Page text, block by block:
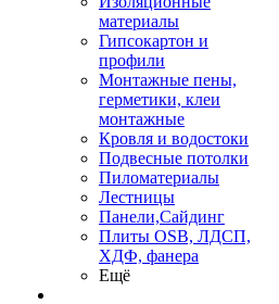
материалы
Гипсокартон и
профили
Монтажные пены,
герметики, клеи
монтажные
Кровля и водостоки
Подвесные потолки
Пиломатериалы
Лестницы
Панели,Сайдинг
Плиты OSB, ЛДСП,
ХДФ, фанера
Ещё